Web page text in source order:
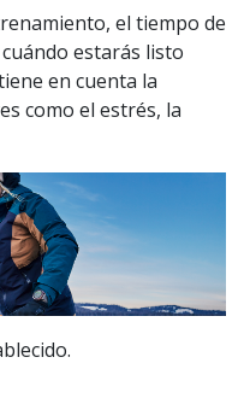
el tiempo de
estarás listo
en cuenta la
como el estrés, la